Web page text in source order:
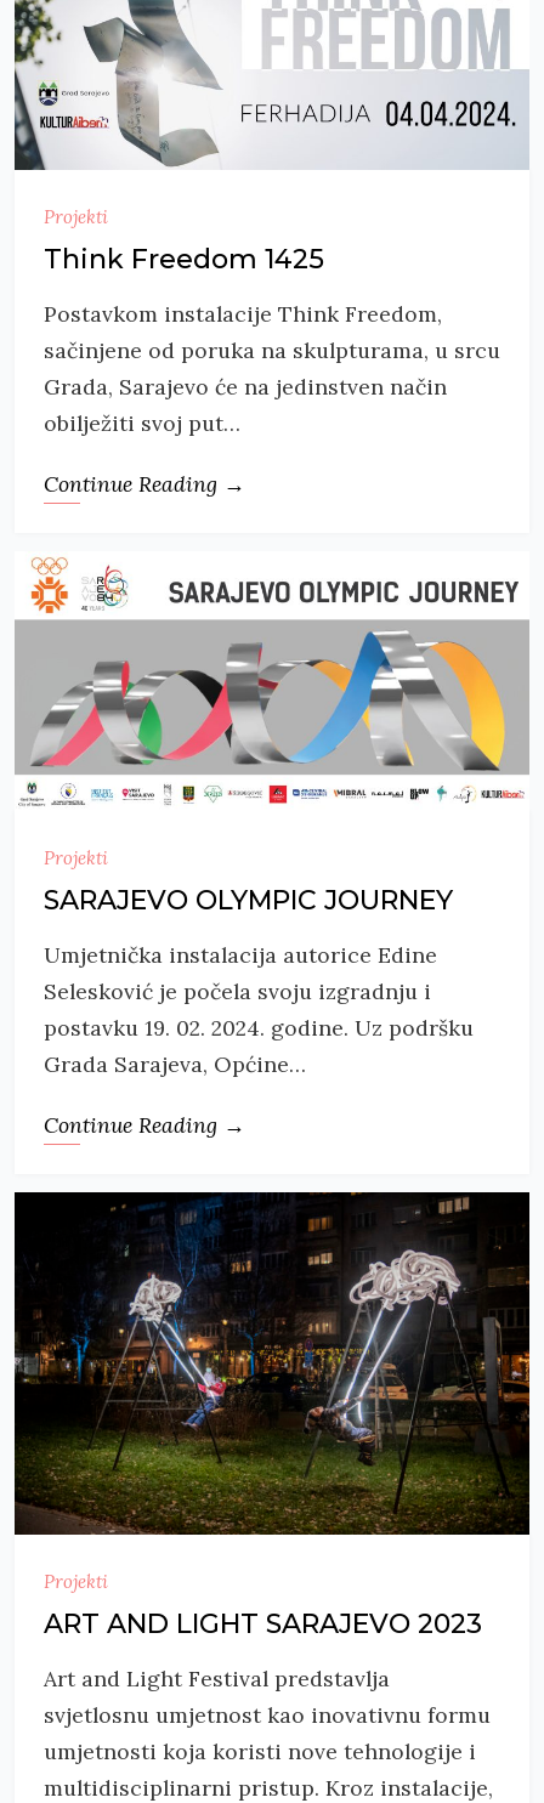
Projekti
Think Freedom 1425
Postavkom instalacije Think Freedom,
sačinjene od poruka na skulpturama, u srcu
Grada, Sarajevo će na jedinstven način
obilježiti svoj put…
Continue Reading →
Projekti
SARAJEVO OLYMPIC JOURNEY
Umjetnička instalacija autorice Edine
Selesković je počela svoju izgradnju i
postavku 19. 02. 2024. godine. Uz podršku
Grada Sarajeva, Općine…
Continue Reading →
Projekti
ART AND LIGHT SARAJEVO 2023
Art and Light Festival predstavlja
svjetlosnu umjetnost kao inovativnu formu
umjetnosti koja koristi nove tehnologije i
multidisciplinarni pristup. Kroz instalacije,